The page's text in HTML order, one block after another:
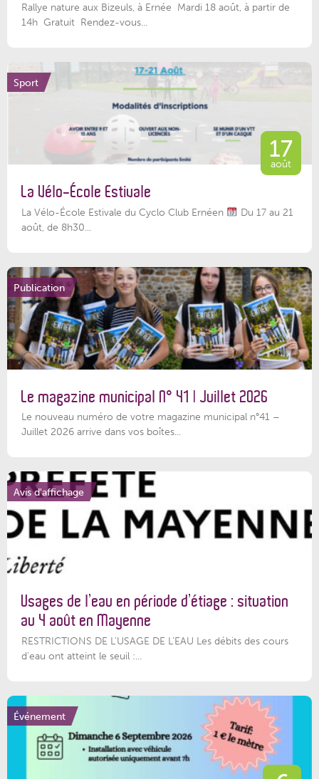
Rallye nature aux Bizeuls, à Ernée Mardi 18 août, à partir de
14h Gratuit Rendez-vous...
Sport
17
août
La Vélo-École Estivale
La Vélo-École Estivale du Cyclo Club Ernéen
Du 17 au 21
août, de 8h30...
Publication
Le magazine municipal N° 41 | Juillet 2026
Le nouveau numéro de votre magazine municipal n°41 –
Juillet 2026 arrive dans vos boîtes...
Avis d'affichage
Usages de l’eau en période d’étiage : situation
au 4 août en Mayenne
RESTRICTIONS DE L’USAGE DE L’EAU Les débits des cours
d'eau ont atteint le seuil :...
Événement